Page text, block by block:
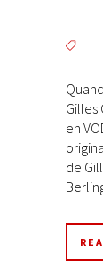
Gilles
en
de